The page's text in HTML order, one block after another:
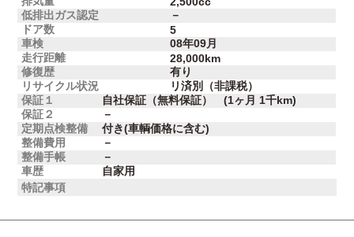
低排出ガス認定
－
ドア数
5
車検
08年09月
走行距離
28,000km
修復歴
有り
リサイクル状況
リ済別（非課税）
保証１
自社保証（無料保証） (1ヶ月 1千km)
保証２
－
定期点検整備
付き(車輌価格に含む)
整備費用
－
整備手帳
－
車歴
自家用
特記事項